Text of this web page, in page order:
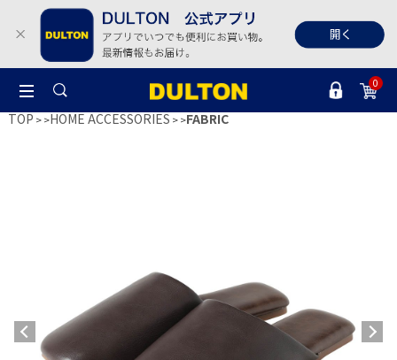
0
TOP >HOME ACCESSORIES >FABRIC